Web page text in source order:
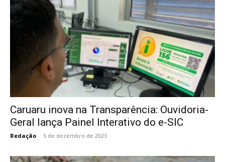
Caruaru inova na Transparência: Ouvidoria-
Geral lança Painel Interativo do e-SIC
Redação - 5 de dezembro de 2023